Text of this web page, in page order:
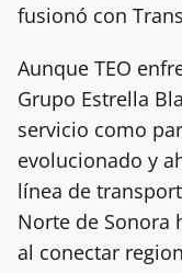
fusionó con
Aunque TEO
Grupo Estrella
servicio como
evolucionado y
línea de
Norte de Sonora
al conectar